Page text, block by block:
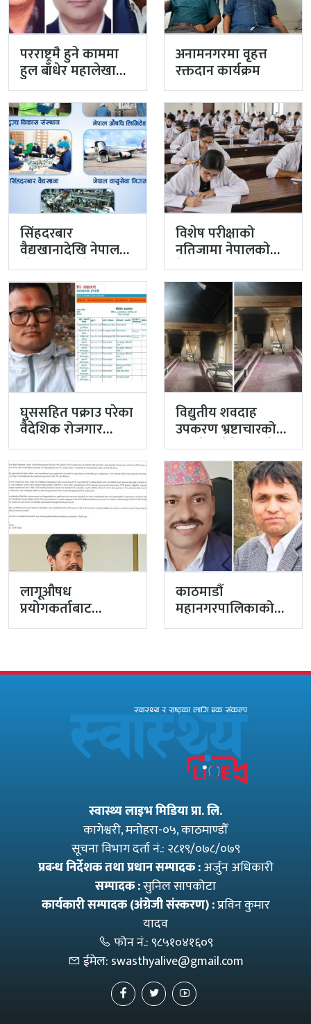
परराष्ट्रमै हुने काममा
हुल बाँधेर महालेखा
नियन्त्रक कार्यालयको
टोली मिसन…
अनामनगरमा वृहत्त
रक्तदान कार्यक्रम
सिंहदरबार
वैद्यखानादेखि नेपाल
औषधि लिमिटेडसम्म
प्रधानमन्त्रीको
प्राथमिकतामा
विशेष परीक्षाको
नतिजामा नेपालकाे
मेडिकल शिक्षाको
गुणस्तर अब्बल
घुससहित पक्राउ परेका
वैदेशिक रोजगार
विभागका नासु मस्राङ्गी
भ्रष्टाचारी ठहर
विद्युतीय शवदाह
उपकरण भ्रष्टाचारको
मुद्दा हेर्दा हेर्दैमा राखेर
टुंग्याइँदै
लागूऔषध
प्रयोगकर्ताबाट
सीसीएम उपाध्यक्ष
अध्यक्ष…
काठमाडौं
महानगरपालिकाको
प्रमुख प्रशासकीय
अख्तियारबाट ‘आउट’
स्वास्थ्य लाइभ मिडिया प्रा. लि.
कागेश्वरी, मनाेहरा-०५, काठमाण्डौँ
सूचना विभाग दर्ता नं.: २८१९/०७८/०७९
प्रबन्ध निर्देशक तथा प्रधान सम्पादक :अर्जुन अधिकारी
सम्पादक :सुनिल सापकोटा
कार्यकारी सम्पादक (अंग्रेजी संस्करण) :प्रविन कुमार
यादव
फोन नं.:९८५१०४१६०९
ईमेल: swasthyalive@gmail.com